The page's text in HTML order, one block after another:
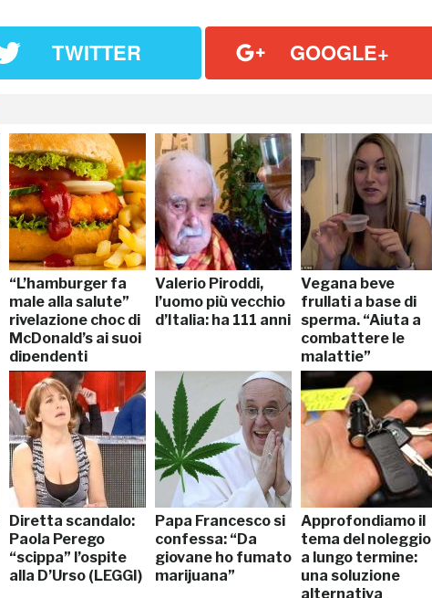
TWITTER GOOGLE+
“L’hamburger fa
male alla salute”
rivelazione choc di
McDonald’s ai suoi
dipendenti
Valerio Piroddi,
l’uomo più vecchio
d’Italia: ha 111 anni
Vegana beve
frullati a base di
sperma. “Aiuta a
combattere le
malattie”
Diretta scandalo:
Paola Perego
“scippa” l’ospite
alla D’Urso (LEGGI)
Papa Francesco si
confessa: “Da
giovane ho fumato
marijuana”
Approfondiamo il
tema del noleggio
a lungo termine:
una soluzione
alternativa